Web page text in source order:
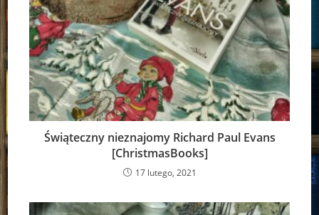
Świąteczny nieznajomy Richard Paul Evans
[ChristmasBooks]
17 lutego, 2021